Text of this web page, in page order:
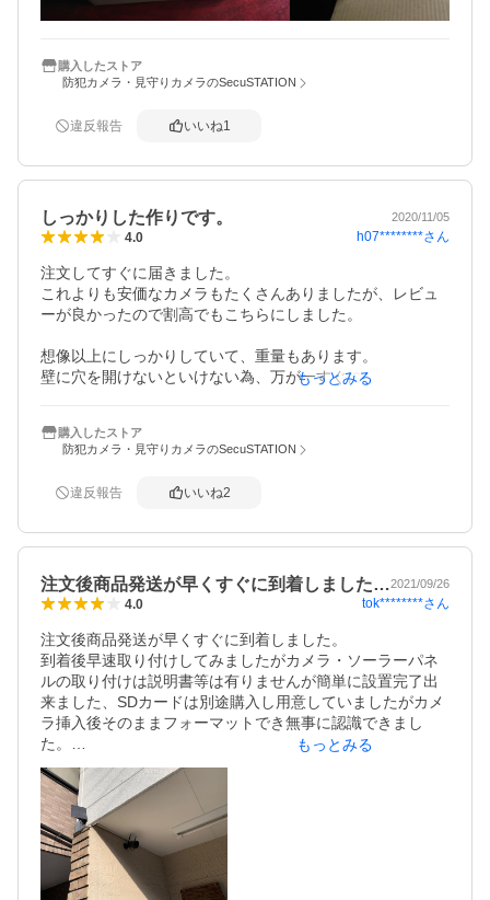
高い位置に取り付けたため、カメラ側でリセットするのは
うをリセットしてみてくださいとのことで実行したら、非
常に状態がよくなりました。
んです。
ｍの距離があるため、鳥が横断してもセンサーが作動し、
それでも曇りや雨の日にも充電が100％になっています。
注文番号：secu-10037910
購入したストア
防犯カメラ・見守りカメラのSecuSTATION
違反報告 いいね1
しっかりした作りです。 2020/11/05
4.0 h07********さん
注文してすぐに届きました。
これよりも安価なカメラもたくさんありましたが、レビュ
ーが良かったので割高でもこちらにしました。
想像以上にしっかりしていて、重量もあります。
壁に穴を開けないといけない為、万が一すぐに故障してし
説明書も日本語で書いてありますし、安価な物と比べて、
た。
とりあえず、最初に届いてから、5〜8時間充電しないとい
それと、レビューを書けばSDカードをもらえるらしいの
で、その到着を待ってから取り付けたいと思います。また
追記　SDカードが2ヶ月待っても届かず、利用出来ません
でした。
更に専用フォーマットに入力しないとSDカードが届かない
そうなので、これから購入する方は気をつけて下さい。
専用フォーマットを入力しようとしたが、レビュー日が過
去日付過ぎて選択出来ませんでした。でも、店舗に直接連
絡したら、SDカード送付して頂けるようです。対応してい
ただけるようで安心しました。
もっとみる
購入したストア
防犯カメラ・見守りカメラのSecuSTATION
違反報告 いいね2
注文後商品発送が早くすぐに到着しました…2021/09/26
4.0 tok********さん
注文後商品発送が早くすぐに到着しました。
到着後早速取り付けしてみましたがカメラ・ソーラーパネ
ルの取り付けは説明書等は有りませんが簡単に設置完了出
来ました、SDカードは別途購入し用意していましたがカメ
ラ挿入後そのままフォーマットでき無事に認識できまし
た。
専用アプリのダウンロードしアカウントの新規登録には苦
戦、若干時間が掛かりましたが無事認識できカメラとの接
続が無事完了致しました。
今回購入ではオプションのソーラパネルも同時購入させて
頂きました、取り付け後数時間後、夕方になって電池の残
もっとみる